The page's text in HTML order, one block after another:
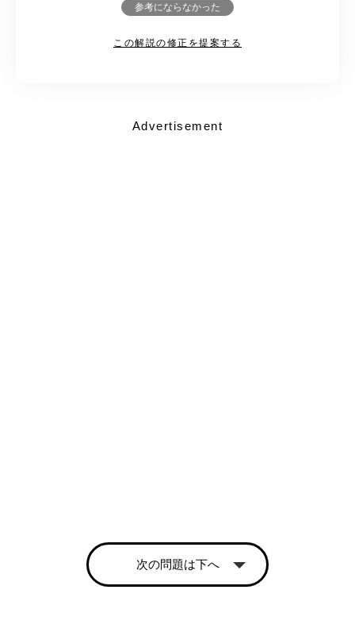
参考にならなかった
この解説の修正を提案する
Advertisement
次の問題は下へ